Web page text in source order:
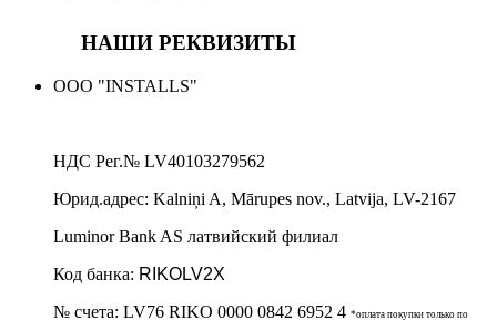
НАШИ РЕКВИЗИТЫ
ООО "INSTALLS"
НДС Рег.№ LV40103279562
Юрид.адрес: Kalniņi A, Mārupes nov., Latvija, LV-2167
Luminor Bank AS латвийский филиал
Код банка: RIKOLV2X
№ счета: LV76 RIKO 0000 0842 6952 4 *оплата покупки только по